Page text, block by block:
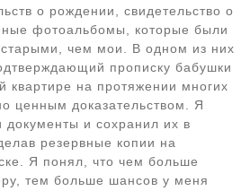
о рождении, свидетельство о
фотоальбомы, которые были
чем мои. В одном из них
прописку бабушки
квартире на протяжении многих
ценным доказательством. Я
документы и сохранил их в
резервные копии на
Я понял, что чем больше
тем больше шансов у меня